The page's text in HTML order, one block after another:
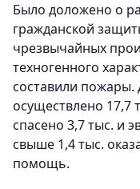
Было доложено о
гражданской
чрезвычайных
техногенного
составили пожары.
осуществлено 17,7
спасено 3,7 тыс. и
свыше 1,4 тыс.
помощь.